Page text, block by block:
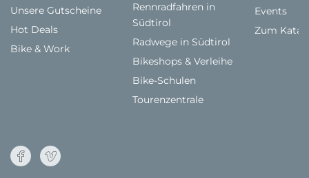
Unsere Gutscheine
Hot Deals
Bike & Work
Rennradfahren in
Südtirol
Radwege in Südtirol
Bikeshops & Verleihe
Bike-Schulen
Tourenzentrale
Events
Zum